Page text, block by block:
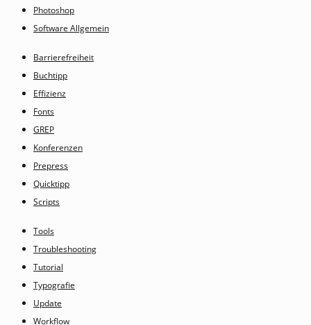
Photoshop
Software Allgemein
Barrierefreiheit
Buchtipp
Effizienz
Fonts
GREP
Konferenzen
Prepress
Quicktipp
Scripts
Tools
Troubleshooting
Tutorial
Typografie
Update
Workflow